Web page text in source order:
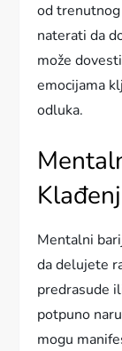
od
naterati da
može
emocijama
odluka.
Mentalni
da delujete
predrasude
potpuno
mogu